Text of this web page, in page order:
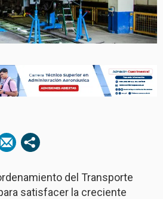
del Transporte
satisfacer la creciente